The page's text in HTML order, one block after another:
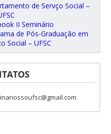
de Servço Social –
II Seminário
de Pós-Graduação em
Social – UFSC